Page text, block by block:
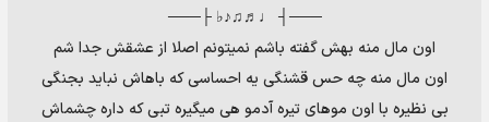
───┤ ♩♬♫♪♭ ├───
اون مال منه بهش گفته باشم نمیتونم اصلا از عشقش جدا شم
اون مال منه چه حس قشنگی یه احساسی که باهاش نباید بجنگی
بی نظیره با اون موهای تیره آدمو هی میگیره تبی که داره چشماش